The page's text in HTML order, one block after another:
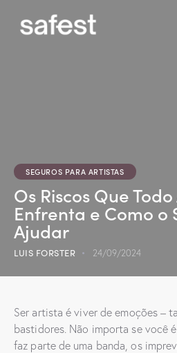
SEGUROS PARA ARTISTAS
Os Riscos Que
Enfrenta e Como o
Ajudar
LUIS FORSTER 24/09/2024
Ser artista é viver de emoções –
bastidores. Não importa se você
faz parte de uma banda, os